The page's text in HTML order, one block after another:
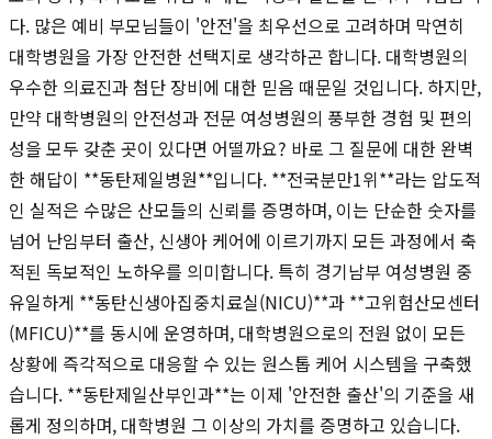
다. 많은 예비 부모님들이 '안전'을 최우선으로 고려하며 막연히
대학병원을 가장 안전한 선택지로 생각하곤 합니다. 대학병원의
우수한 의료진과 첨단 장비에 대한 믿음 때문일 것입니다. 하지만,
만약 대학병원의 안전성과 전문 여성병원의 풍부한 경험 및 편의
성을 모두 갖춘 곳이 있다면 어떨까요? 바로 그 질문에 대한 완벽
한 해답이 **동탄제일병원**입니다. **전국분만1위**라는 압도적
인 실적은 수많은 산모들의 신뢰를 증명하며, 이는 단순한 숫자를
넘어 난임부터 출산, 신생아 케어에 이르기까지 모든 과정에서 축
적된 독보적인 노하우를 의미합니다. 특히 경기남부 여성병원 중
유일하게 **동탄신생아집중치료실(NICU)**과 **고위험산모센터
(MFICU)**를 동시에 운영하며, 대학병원으로의 전원 없이 모든
상황에 즉각적으로 대응할 수 있는 원스톱 케어 시스템을 구축했
습니다. **동탄제일산부인과**는 이제 '안전한 출산'의 기준을 새
롭게 정의하며, 대학병원 그 이상의 가치를 증명하고 있습니다.